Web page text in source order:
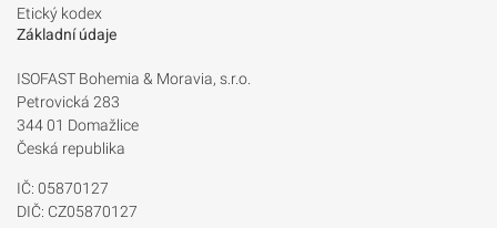
Etický kodex
Základní údaje
ISOFAST Bohemia & Moravia, s.r.o.
Petrovická 283
344 01 Domažlice
Česká republika
IČ: 05870127
DIČ: CZ05870127